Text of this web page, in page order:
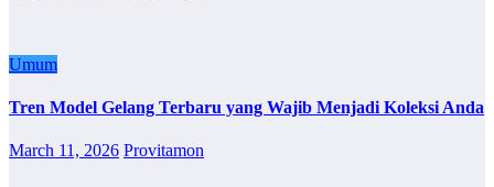
Umum
Tren Model Gelang Terbaru yang Wajib Menjadi Koleksi Anda
March 11, 2026 Provitamon